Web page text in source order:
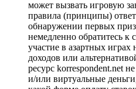
может вызвать игровую
правила (принципы)
обнаружении первых
немедленно обратитесь к
участие в азартных
доходов или
ресурс korrespondent.net
и/или виртуальные